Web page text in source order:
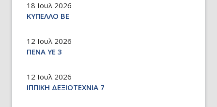
18 Ιουλ 2026
ΚΥΠΕΛΛΟ ΒΕ
12 Ιουλ 2026
ΠΕΝΑ ΥΕ 3
12 Ιουλ 2026
ΙΠΠΙΚΗ ΔΕΞΙΟΤΕΧΝΙΑ 7